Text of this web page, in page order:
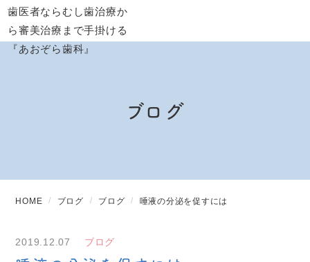
ブログ
HOME ブログ ブログ 唾液の分泌を促すには
2019.12.07 ブログ